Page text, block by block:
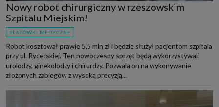
Nowy robot chirurgiczny w rzeszowskim
Szpitalu Miejskim!
PLACÓWKI MEDYCZNE
Robot kosztował prawie 5,5 mln zł i będzie służył pacjentom szpitala
przy ul. Rycerskiej. Ten nowoczesny sprzęt będą wykorzystywali
urolodzy, ginekolodzy i chirurdzy. Pozwala on na wykonywanie
złożonych zabiegów z wysoką precyzją...